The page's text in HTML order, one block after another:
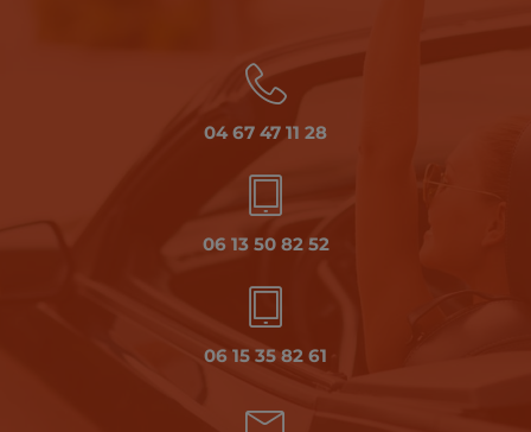
04 67 47 11 28
06 13 50 82 52
06 15 35 82 61